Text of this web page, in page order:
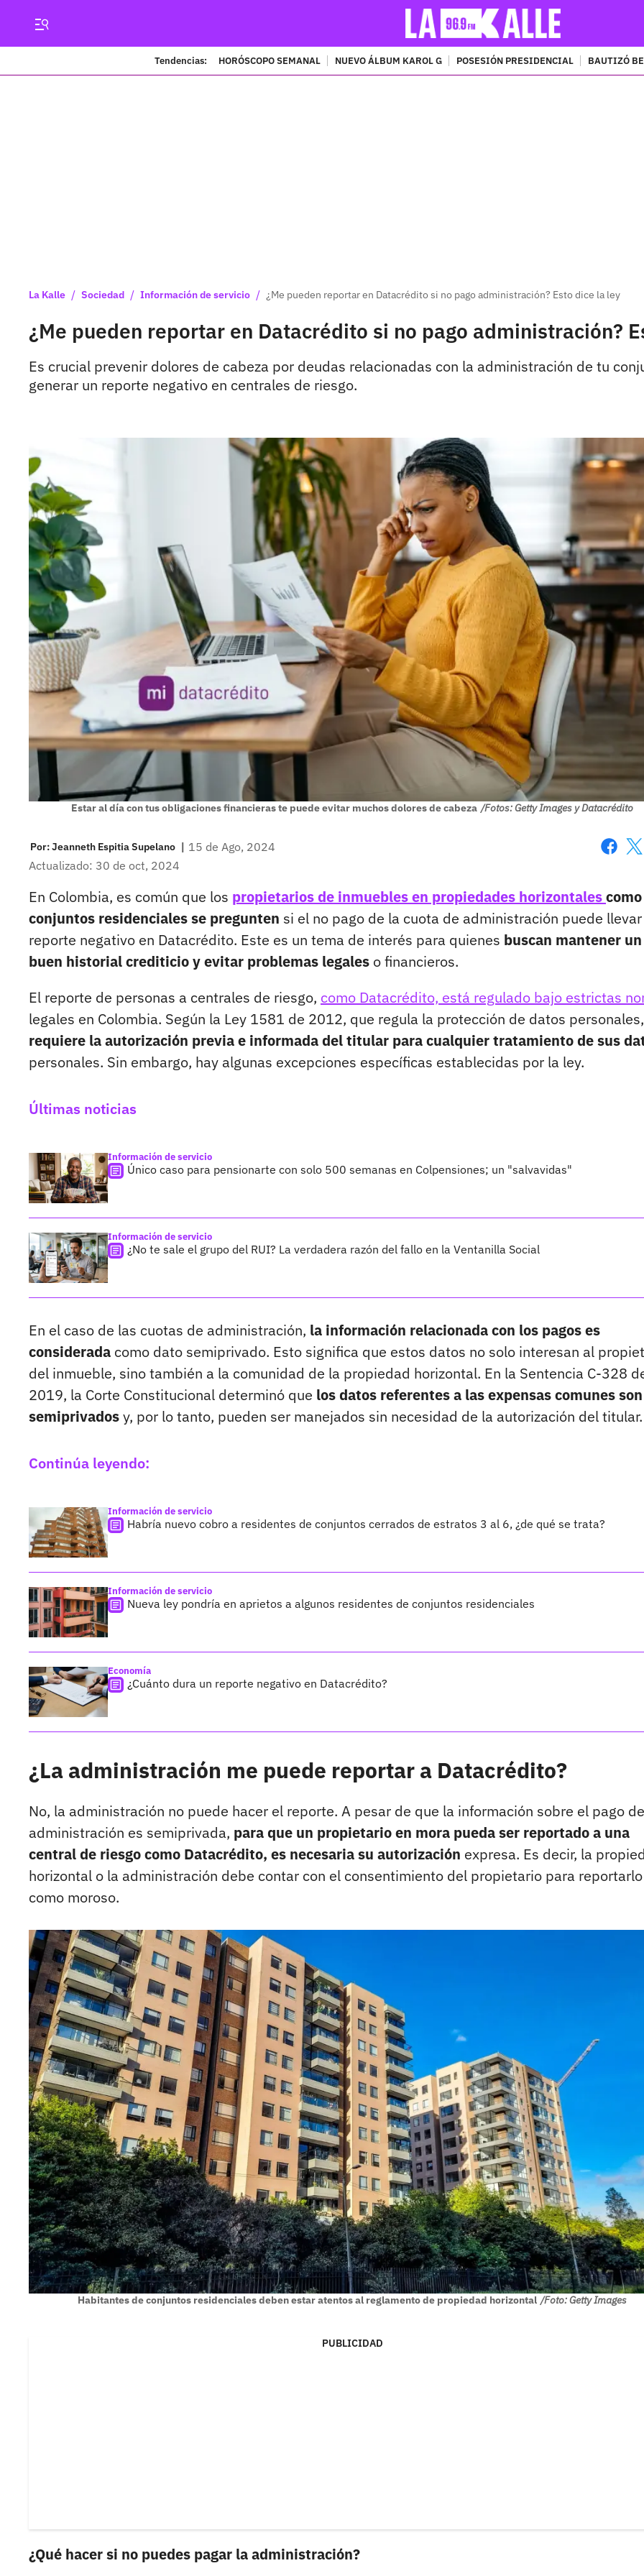
Tendencias: HORÓSCOPO SEMANAL NUEVO ÁLBUM KAROL G POSESIÓN PRESIDENCIAL BAUTIZÓ
La Kalle / Sociedad / Información de servicio / ¿Me pueden reportar en Datacrédito si no pago administración? Esto dice la ley
¿Me pueden reportar en Datacrédito si no pago administración?
Es crucial prevenir dolores de cabeza por deudas relacionadas con la administración de tu
generar un reporte negativo en centrales de riesgo.
Estar al día con tus obligaciones financieras te puede evitar muchos dolores de cabeza /Fotos: Getty Images y Datacrédito
Por:Jeanneth Espitia Supelano | 15 de Ago, 2024
Actualizado: 30 de oct, 2024
En Colombia, es común que los propietarios de inmuebles en propiedades horizontales
conjuntos residenciales se pregunten si el no pago de la cuota de administración puede llevar
reporte negativo en Datacrédito. Este es un tema de interés para quienes buscan mantener un
buen historial crediticio y evitar problemas legales o financieros.
El reporte de personas a centrales de riesgo, como Datacrédito, está regulado bajo estrictas
legales en Colombia. Según la Ley 1581 de 2012, que regula la protección de datos personales,
requiere la autorización previa e informada del titular para cualquier tratamiento de sus
personales. Sin embargo, hay algunas excepciones específicas establecidas por la ley.
Últimas noticias
Información de servicio
Único caso para pensionarte con solo 500 semanas en Colpensiones; un "salvavidas"
Información de servicio
¿No te sale el grupo del RUI? La verdadera razón del fallo en la Ventanilla Social
En el caso de las cuotas de administración, la información relacionada con los pagos es
considerada como dato semiprivado. Esto significa que estos datos no solo interesan al
del inmueble, sino también a la comunidad de la propiedad horizontal. En la Sentencia C-328
2019, la Corte Constitucional determinó que los datos referentes a las expensas comunes son
semiprivadosy, por lo tanto, pueden ser manejados sin necesidad de la autorización del titular.
Continúa leyendo:
Información de servicio
Habría nuevo cobro a residentes de conjuntos cerrados de estratos 3 al 6, ¿de qué se trata?
Información de servicio
Nueva ley pondría en aprietos a algunos residentes de conjuntos residenciales
Economía
¿Cuánto dura un reporte negativo en Datacrédito?
¿La administración me puede reportar a Datacrédito?
No, la administración no puede hacer el reporte. A pesar de que la información sobre el pago
administración es semiprivada, para que un propietario en mora pueda ser reportado a una
central de riesgo como Datacrédito, es necesaria su autorización expresa. Es decir, la
horizontal o la administración debe contar con el consentimiento del propietario para reportarlo
como moroso.
Habitantes de conjuntos residenciales deben estar atentos al reglamento de propiedad horizontal /Foto: Getty Images
PUBLICIDAD
¿Qué hacer si no puedes pagar la administración?